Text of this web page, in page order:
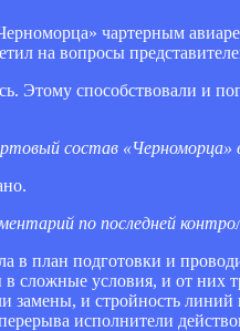
чартерным
на вопросы
Этому способствовали и
состав «Черноморца»
по последней
в план подготовки и
сложные условия, и от них
замены, и стройность
исполнители